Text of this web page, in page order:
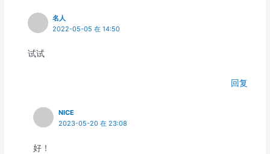
名人
2022-05-05 在 14:50
试试
回复
NICE
2023-05-20 在 23:08
好！